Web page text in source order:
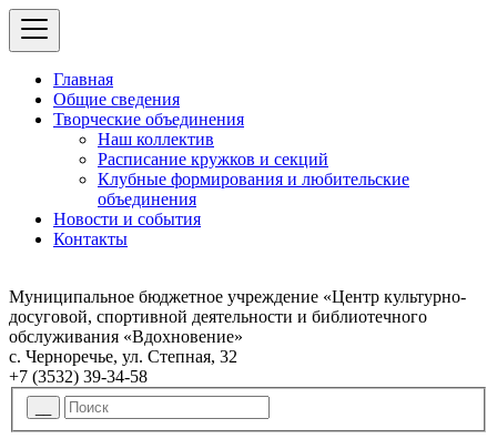
Главная
Общие сведения
Творческие объединения
Наш коллектив
Расписание кружков и секций
Клубные формирования и любительские
объединения
Новости и события
Контакты
Муниципальное бюджетное учреждение «Центр культурно-
досуговой, спортивной деятельности и библиотечного
обслуживания «Вдохновение»
с. Черноречье, ул. Степная, 32
+7 (3532) 39-34-58